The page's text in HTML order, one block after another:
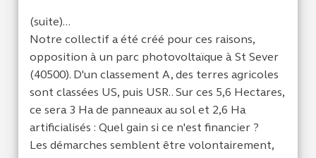
(suite)...
Notre collectif a été créé pour ces raisons,
opposition à un parc photovoltaïque à St Sever
(40500). D'un classement A, des terres agricoles
sont classées US, puis USR.. Sur ces 5,6 Hectares,
ce sera 3 Ha de panneaux au sol et 2,6 Ha
artificialisés : Quel gain si ce n'est financier ?
Les démarches semblent être volontairement,